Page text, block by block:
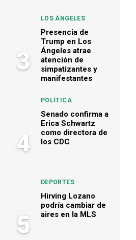
3
LOS ÁNGELES
Presencia de
Trump en Los
Ángeles atrae
atención de
simpatizantes y
manifestantes
4
POLÍTICA
Senado confirma a
Erica Schwartz
como directora de
los CDC
5
DEPORTES
Hirving Lozano
podría cambiar de
aires en la MLS